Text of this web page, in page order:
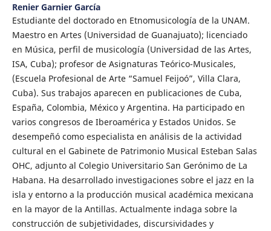
Renier Garnier García
Estudiante del doctorado en Etnomusicología de la UNAM.
Maestro en Artes (Universidad de Guanajuato); licenciado
en Música, perfil de musicología (Universidad de las Artes,
ISA, Cuba); profesor de Asignaturas Teórico-Musicales,
(Escuela Profesional de Arte “Samuel Feijoó”, Villa Clara,
Cuba). Sus trabajos aparecen en publicaciones de Cuba,
España, Colombia, México y Argentina. Ha participado en
varios congresos de Iberoamérica y Estados Unidos. Se
desempeñó como especialista en análisis de la actividad
cultural en el Gabinete de Patrimonio Musical Esteban Salas
OHC, adjunto al Colegio Universitario San Gerónimo de La
Habana. Ha desarrollado investigaciones sobre el jazz en la
isla y entorno a la producción musical académica mexicana
en la mayor de la Antillas. Actualmente indaga sobre la
construcción de subjetividades, discursividades y